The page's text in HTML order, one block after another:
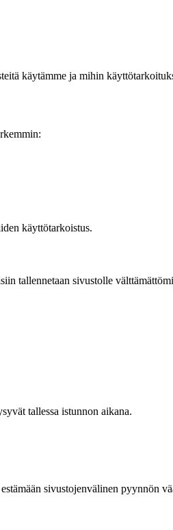
käytämme ja mihin
käyttötarkoistus.
tallennetaan sivustolle
tallessa istunnon aikana.
sivustojenvälinen pyynnön